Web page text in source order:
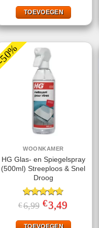
€10,95.€4,49.
TOEVOEGEN
WOONKAMER
HG Glas- en Spiegelspray
(500ml) Streeploos & Snel
Droog
Gewaardeerd
4.67uit 5
€6,99 Oorspronkelijke
prijs
€6,99.
€3,49
€3,49.
TOEVOEGEN